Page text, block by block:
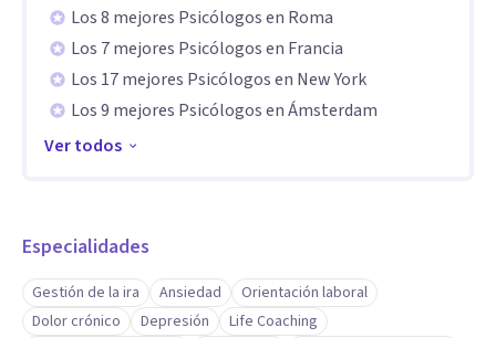
mejor calidad de vida
Los 8 mejores Psicólogos en Roma
Los 7 mejores Psicólogos en Francia
Los 17 mejores Psicólogos en New York
Los 9 mejores Psicólogos en Ámsterdam
Ver todos
Especialidades
Gestión de la ira Ansiedad
Orientación laboral
Dolor crónico
Depresión
Life Coaching